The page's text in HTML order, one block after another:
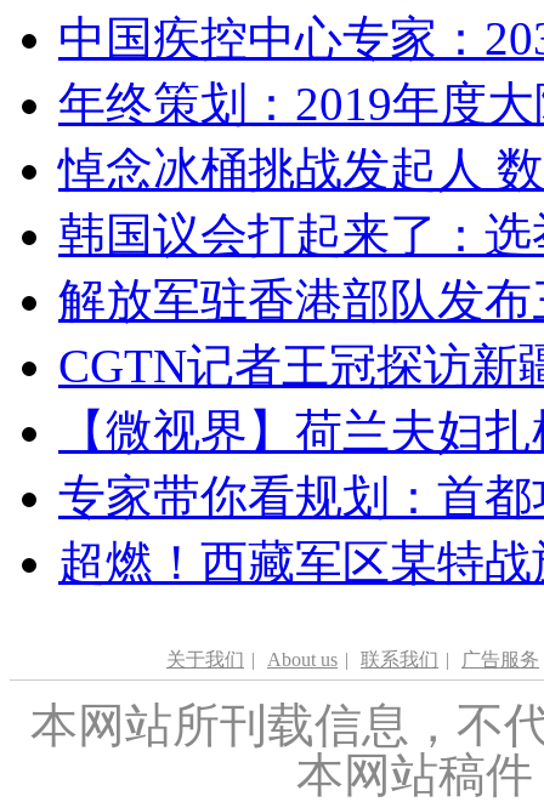
中国疾控中心专家：
年终策划：2019年度
悼念冰桶挑战发起人
韩国议会打起来了：
解放军驻香港部队发
CGTN记者王冠探访新
【微视界】荷兰夫妇
专家带你看规划：首
超燃！西藏军区某特
关于我们 | About us | 联系我们 | 广告服务
本网站所刊载信息，不
本网站稿